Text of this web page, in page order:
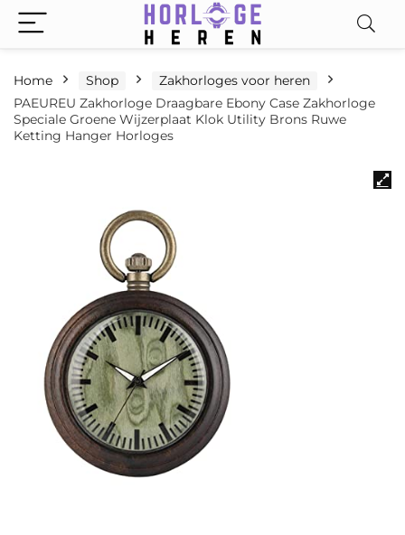
Home Shop
Zakhorloges voor heren
PAEUREU Zakhorloge Draagbare Ebony Case Zakhorloge
Speciale Groene Wijzerplaat Klok Utility Brons Ruwe
Ketting Hanger Horloges